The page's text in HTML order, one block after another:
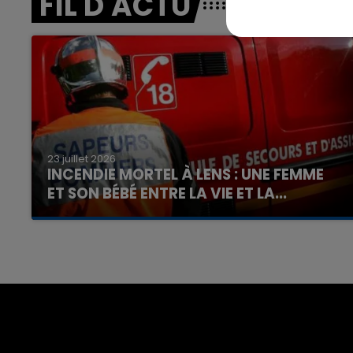
23 juillet 2026
INCENDIE MORTEL À LENS : UNE FEMME
ET SON BÉBÉ ENTRE LA VIE ET LA...
Un homme s'est immolé par le feu après avoir